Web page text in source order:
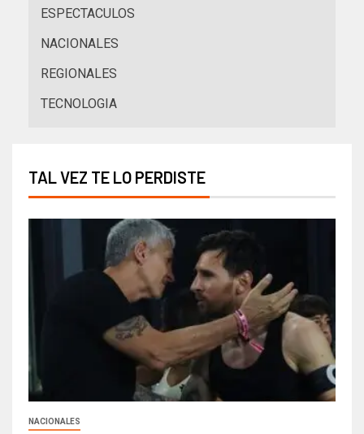
ESPECTACULOS
NACIONALES
REGIONALES
TECNOLOGIA
TAL VEZ TE LO PERDISTE
NACIONALES